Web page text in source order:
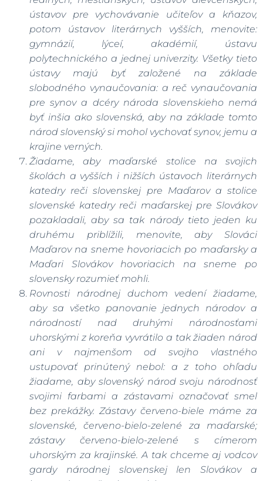
ústavov pre vychovávanie učiteľov a kňazov,
potom ústavov literárnych vyšších, menovite:
gymnázií, lýceí, akadémií, ústavu
polytechnického a jednej univerzity. Všetky tieto
ústavy majú byť založené na základe
slobodného vynaučovania: a reč vynaučovania
pre synov a dcéry národa slovenskieho nemá
byť inšia ako slovenská, aby na základe tomto
národ slovenský si mohol vychovať synov, jemu a
krajine verných.
Žiadame, aby maďarské stolice na svojich
školách a vyšších i nižších ústavoch literárnych
katedry reči slovenskej pre Maďarov a stolice
slovenské katedry reči maďarskej pre Slovákov
pozakladali, aby sa tak národy tieto jeden ku
druhému priblížili, menovite, aby Slováci
Maďarov na sneme hovoriacich po maďarsky a
Maďari Slovákov hovoriacich na sneme po
slovensky rozumieť mohli.
Rovnosti národnej duchom vedení žiadame,
aby sa všetko panovanie jednych národov a
národností nad druhými národnosťami
uhorskými z koreňa vyvrátilo a tak žiaden národ
ani v najmenšom od svojho vlastného
ustupovať prinútený nebol: a z toho ohľadu
žiadame, aby slovenský národ svoju národnosť
svojimi farbami a zástavami označovať smel
bez prekážky. Zástavy červeno-biele máme za
slovenské, červeno-bielo-zelené za maďarské;
zástavy červeno-bielo-zelené s címerom
uhorským za krajinské. A tak chceme aj vodcov
gardy národnej slovenskej len Slovákov a